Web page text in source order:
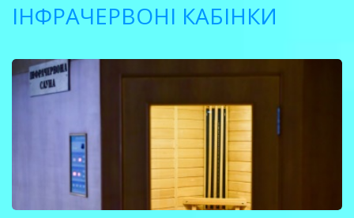
ІНФРАЧЕРВОНІ КАБІНКИ